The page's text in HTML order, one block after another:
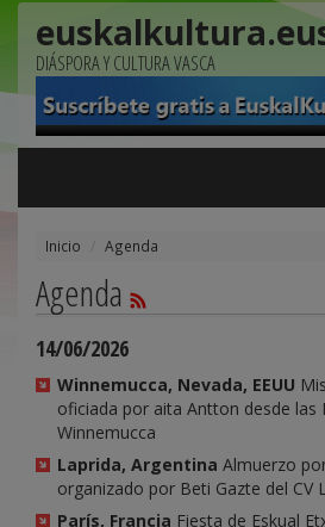
DIÁSPORA Y CULTURA VASCA
Inicio Agenda
Agenda
14/06/2026
Winnemucca, Nevada, EEUU
oficiada por aita Antton desde las
Winnemucca
Laprida, Argentina Almuerzo
organizado por Beti Gazte del CV
París, Francia Fiesta de Eskual